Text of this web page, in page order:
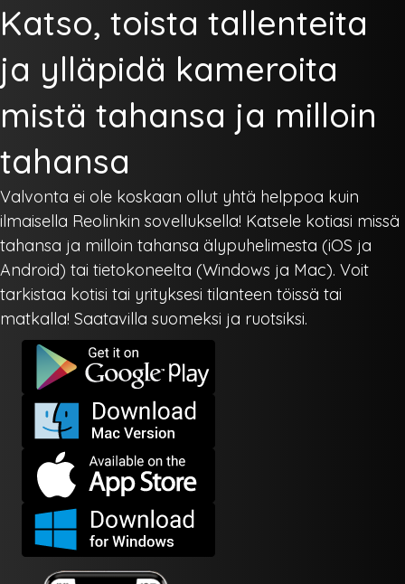
Katso, toista tallenteita
ja ylläpidä kameroita
mistä tahansa ja milloin
tahansa
Valvonta ei ole koskaan ollut yhtä helppoa kuin
ilmaisella Reolinkin sovelluksella! Katsele kotiasi missä
tahansa ja milloin tahansa älypuhelimesta (iOS ja
Android) tai tietokoneelta (Windows ja Mac). Voit
tarkistaa kotisi tai yrityksesi tilanteen töissä tai
matkalla! Saatavilla suomeksi ja ruotsiksi.